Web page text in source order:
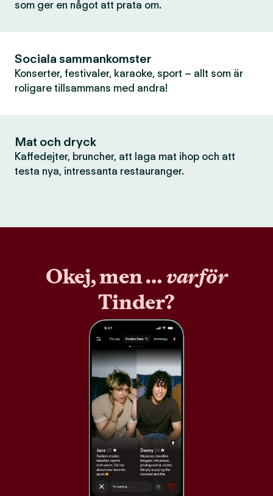
som ger en något att prata om.
Sociala sammankomster
Konserter, festivaler, karaoke, sport – allt som är
roligare tillsammans med andra!
Mat och dryck
Kaffedejter, bruncher, att laga mat ihop och att
testa nya, intressanta restauranger.
Okej, men …varför
Tinder?